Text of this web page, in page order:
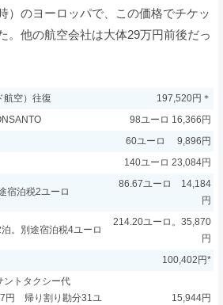
）のヨーロッパで、この価格でチケッ
。他の航空会社は大体29万円前後だっ
航空）往復
197,520円＊
98ユーロ 16,366円
60ユーロ 9,896円
140ユーロ 23,084円
泊税2ユーロ
86.67ユーロ 14,184
円
。別途宿泊税4ユーロ
214.20ユーロ。35,870
円
100,402円*
ントタクシー代
円 帰り割り勘分31ユ
15,944円